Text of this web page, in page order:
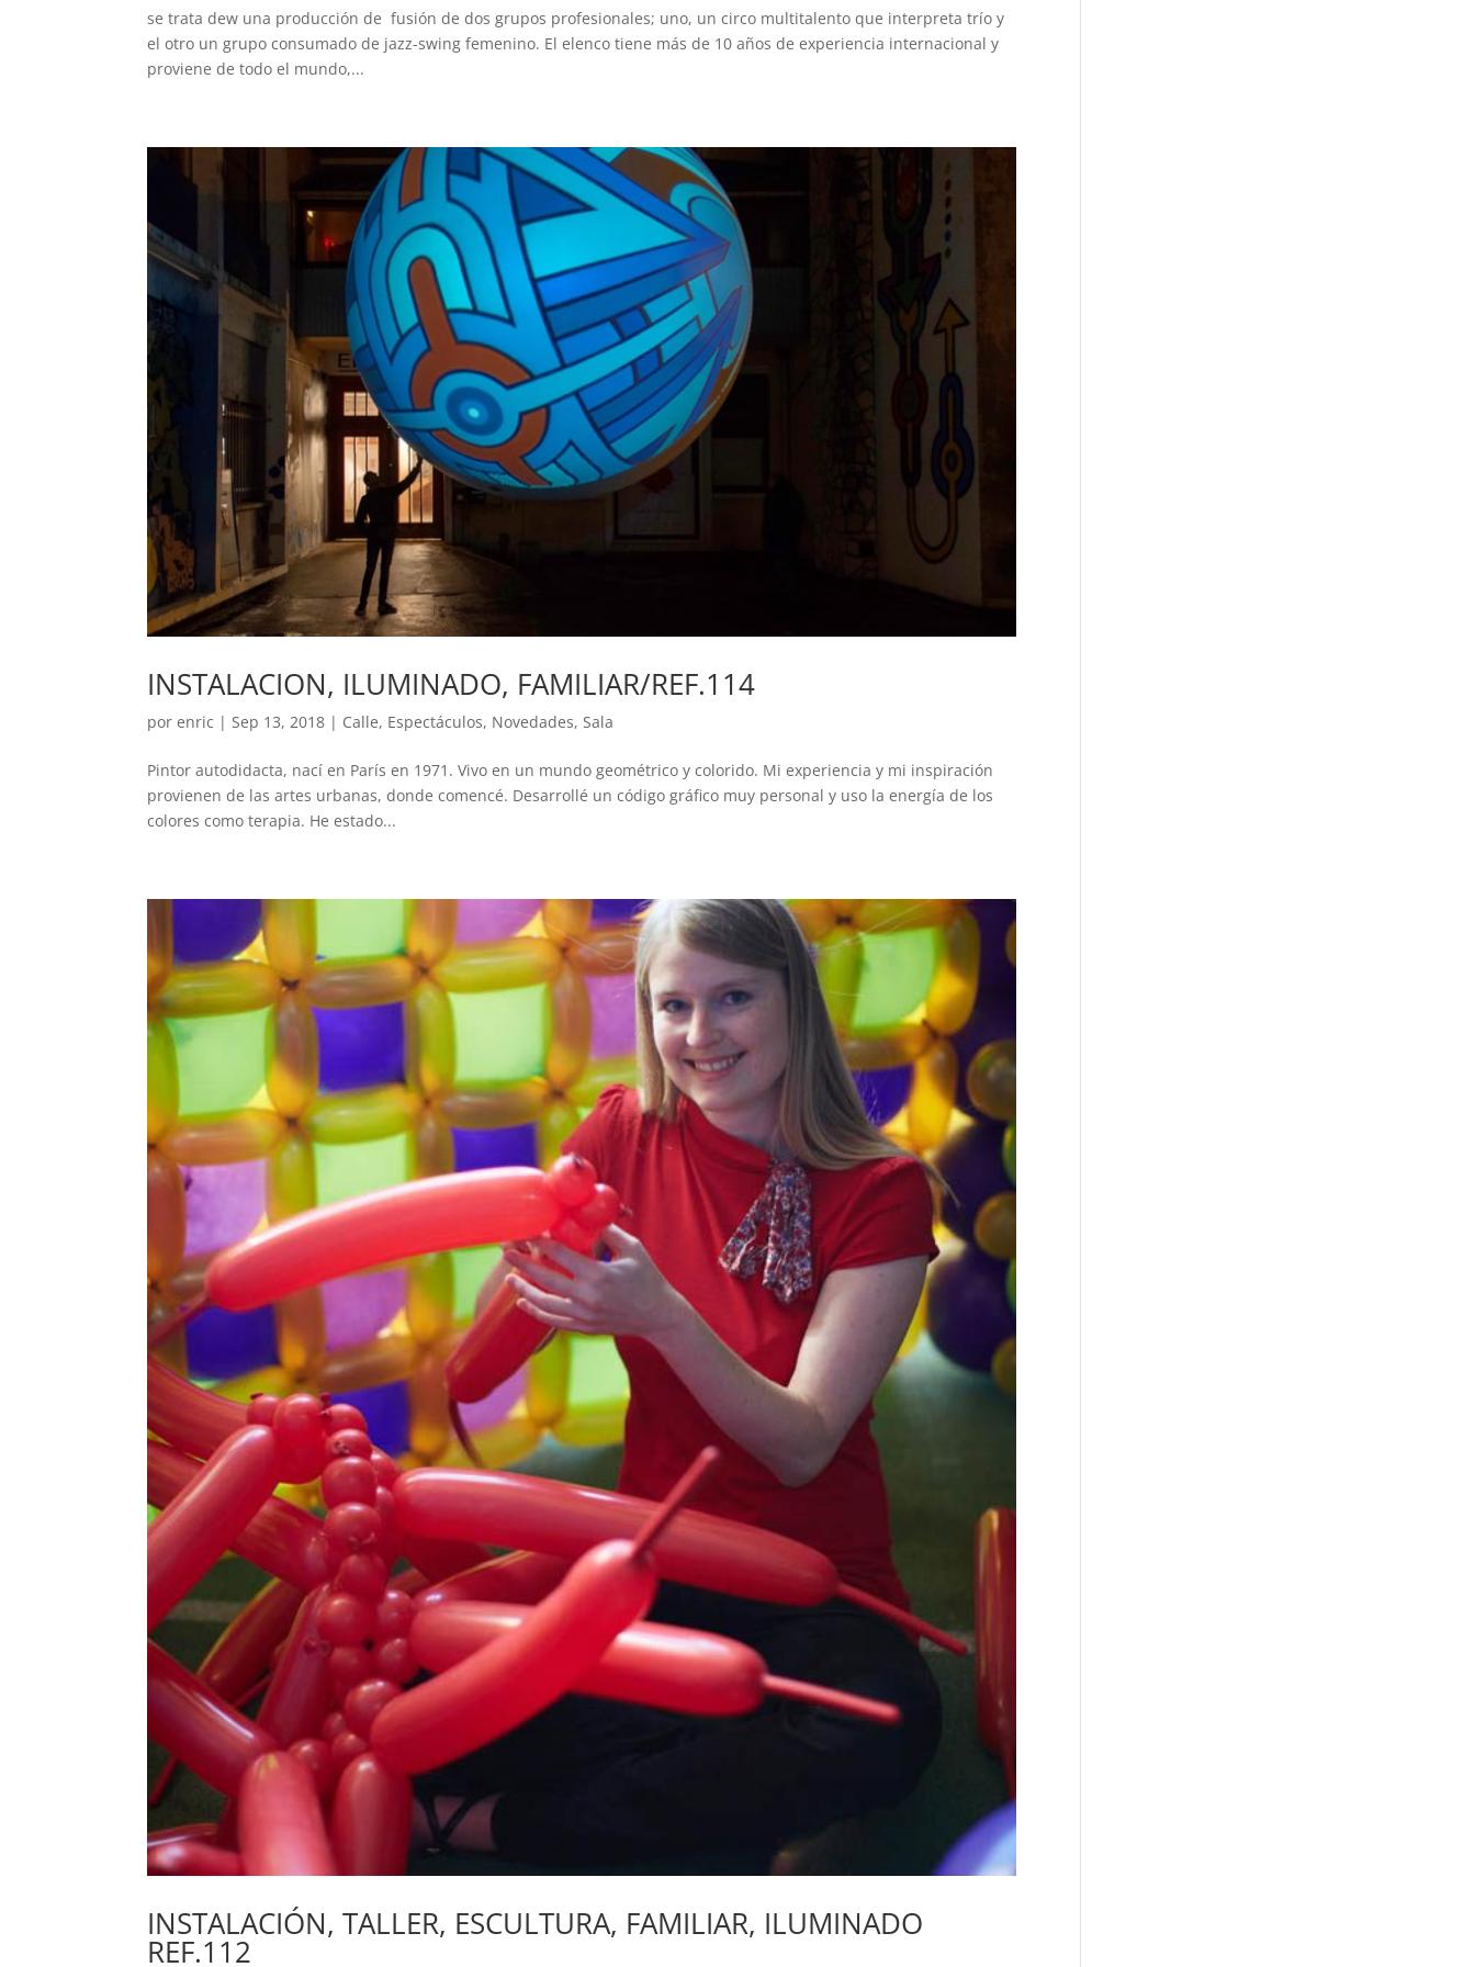
se trata dew una producción de fusión de dos grupos profesionales; uno, un circo multitalento que interpreta trío y
el otro un grupo consumado de jazz-swing femenino. El elenco tiene más de 10 años de experiencia internacional y
proviene de todo el mundo,...
INSTALACION, ILUMINADO, FAMILIAR/REF.114
porenric | Sep 13, 2018 | Calle, Espectáculos, Novedades, Sala
Pintor autodidacta, nací en París en 1971. Vivo en un mundo geométrico y colorido. Mi experiencia y mi inspiración
provienen de las artes urbanas, donde comencé. Desarrollé un código gráfico muy personal y uso la energía de los
colores como terapia. He estado...
INSTALACIÓN, TALLER, ESCULTURA, FAMILIAR, ILUMINADO
REF.112